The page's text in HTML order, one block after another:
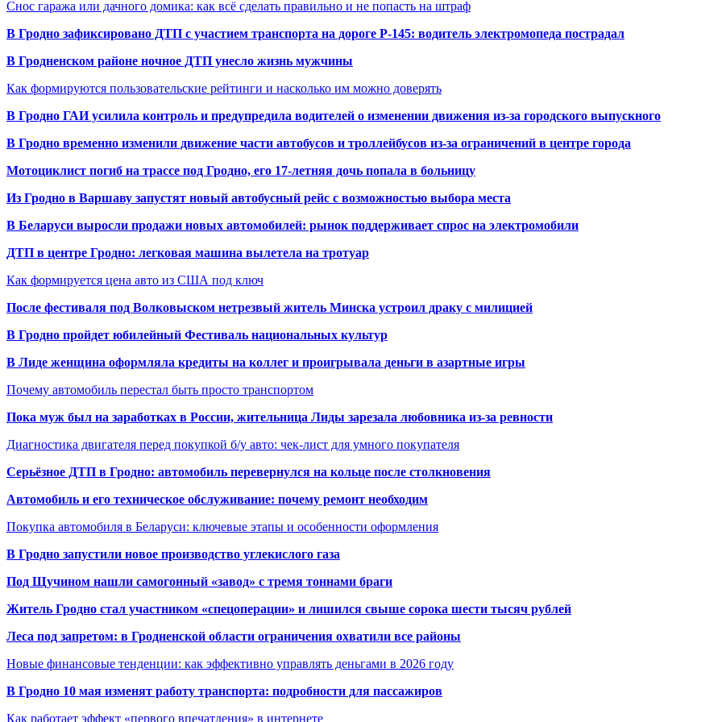
Снос гаража или дачного домика: как всё сделать правильно и не попасть на штраф
В Гродно зафиксировано ДТП с участием транспорта на дороге Р-145: водитель электромопеда пострадал
В Гродненском районе ночное ДТП унесло жизнь мужчины
Как формируются пользовательские рейтинги и насколько им можно доверять
В Гродно ГАИ усилила контроль и предупредила водителей о изменении движения из-за городского выпускного
В Гродно временно изменили движение части автобусов и троллейбусов из-за ограничений в центре города
Мотоциклист погиб на трассе под Гродно, его 17-летняя дочь попала в больницу
Из Гродно в Варшаву запустят новый автобусный рейс с возможностью выбора места
В Беларуси выросли продажи новых автомобилей: рынок поддерживает спрос на электромобили
ДТП в центре Гродно: легковая машина вылетела на тротуар
Как формируется цена авто из США под ключ
После фестиваля под Волковыском нетрезвый житель Минска устроил драку с милицией
В Гродно пройдет юбилейный Фестиваль национальных культур
В Лиде женщина оформляла кредиты на коллег и проигрывала деньги в азартные игры
Почему автомобиль перестал быть просто транспортом
Пока муж был на заработках в России, жительница Лиды зарезала любовника из-за ревности
Диагностика двигателя перед покупкой б/у авто: чек-лист для умного покупателя
Серьёзное ДТП в Гродно: автомобиль перевернулся на кольце после столкновения
Автомобиль и его техническое обслуживание: почему ремонт необходим
Покупка автомобиля в Беларуси: ключевые этапы и особенности оформления
В Гродно запустили новое производство углекислого газа
Под Щучином нашли самогонный «завод» с тремя тоннами браги
Житель Гродно стал участником «спецоперации» и лишился свыше сорока шести тысяч рублей
Леса под запретом: в Гродненской области ограничения охватили все районы
Новые финансовые тенденции: как эффективно управлять деньгами в 2026 году
В Гродно 10 мая изменят работу транспорта: подробности для пассажиров
Как работает эффект «первого впечатления» в интернете